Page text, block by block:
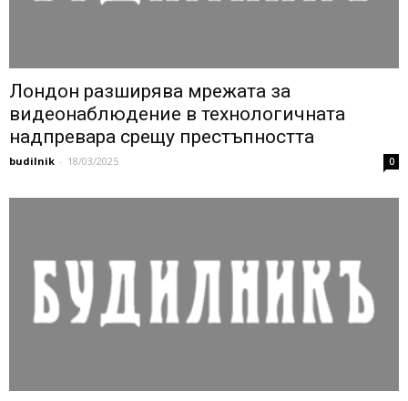
Лондон разширява мрежата за
видеонаблюдение в технологичната
надпревара срещу престъпността
budilnik - 18/03/2025 0